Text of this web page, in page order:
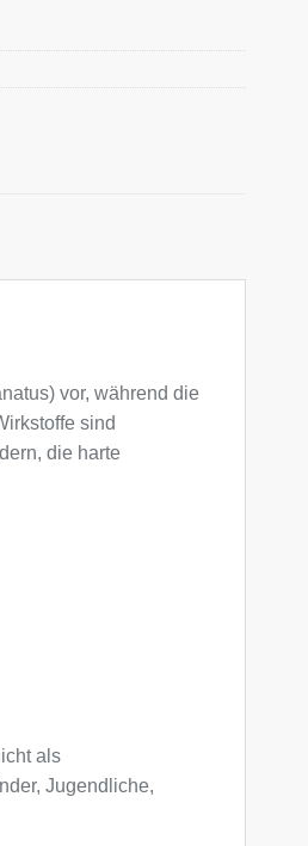
vor, während die
sind
die harte
als
Jugendliche,